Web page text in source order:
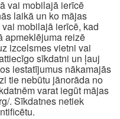
vai mobilajā ierīcē
laikā un ko mājas
mobilajā ierīcē, kad
apmeklējuma reizē
izcelsmes vietni vai
sīkdatni un ļauj
iestatījumus nākamajās
tie nebūtu jānorāda no
varat iegūt mājas
. Sīkdatnes netiek